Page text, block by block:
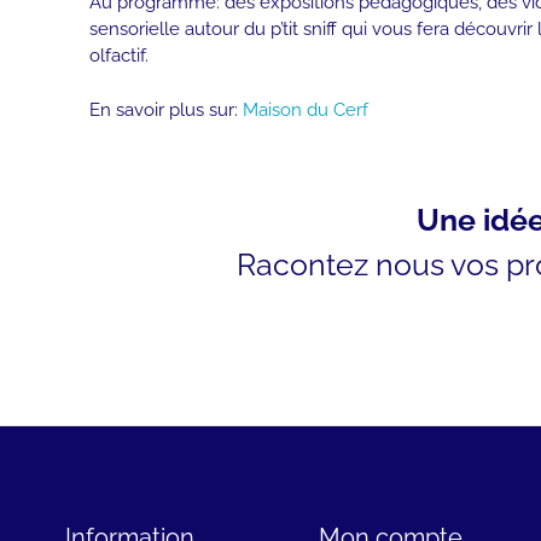
sensorielle autour du p’tit sniff qui vous fera
olfactif.
En savoir plus sur: Maison du Cerf
Une
Racontez nous vos